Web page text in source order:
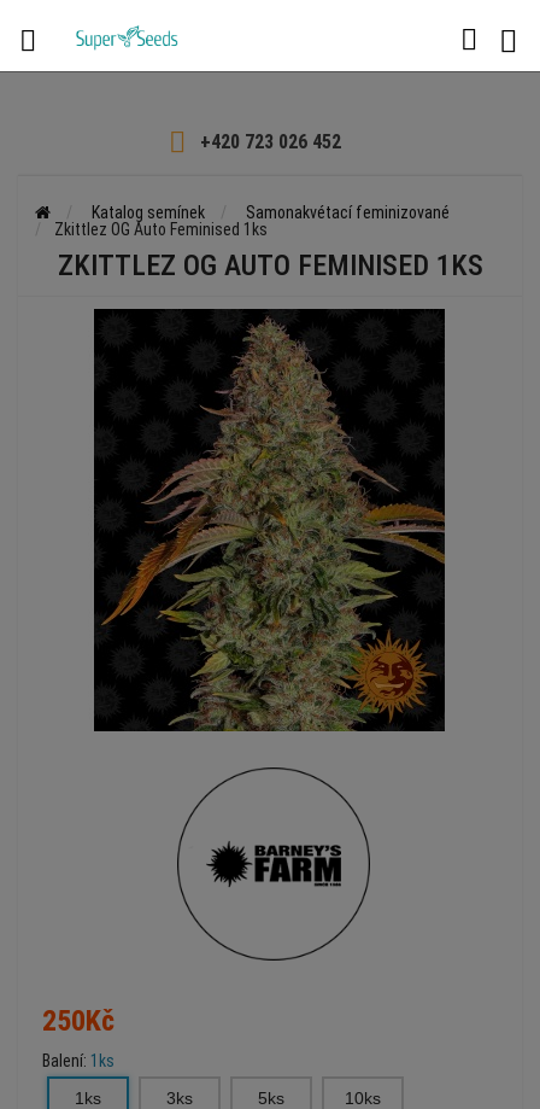
 +420 723 026 452
Katalog semínek
Samonakvétací feminizované
Zkittlez OG Auto Feminised 1ks
ZKITTLEZ OG AUTO FEMINISED 1KS
250Kč
Balení: 1ks
1ks
3ks 5ks 10ks